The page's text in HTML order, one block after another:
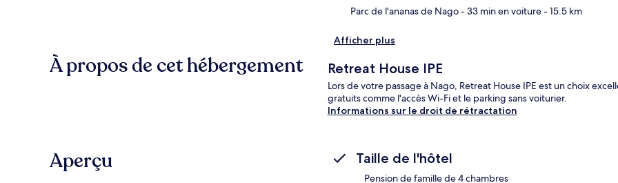
Parc de l'ananas de Nago- 33 min en voiture- 15.5 km
Afficher plus
À propos de cet hébergement Retreat House IPE
Lors de votre passage à Nago, Retreat House IPE est un choix
gratuits comme l'accès Wi-Fi et le parking sans voiturier.
Informations sur le droit de rétractation
Aperçu Taille de l'hôtel
Pension de famille de 4 chambres